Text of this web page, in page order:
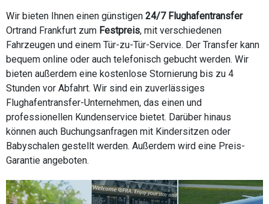
Wir bieten Ihnen einen günstigen 24/7 Flughafentransfer
Ortrand Frankfurt zum Festpreis, mit verschiedenen
Fahrzeugen und einem Tür-zu-Tür-Service. Der Transfer kann
bequem online oder auch telefonisch gebucht werden. Wir
bieten außerdem eine kostenlose Stornierung bis zu 4
Stunden vor Abfahrt. Wir sind ein zuverlässiges
Flughafentransfer-Unternehmen, das einen und
professionellen Kundenservice bietet. Darüber hinaus
können auch Buchungsanfragen mit Kindersitzen oder
Babyschalen gestellt werden. Außerdem wird eine Preis-
Garantie angeboten.